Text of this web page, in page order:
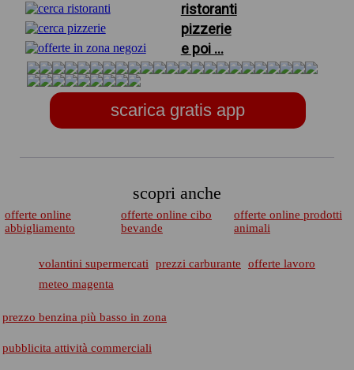
ristoranti
pizzerie
e poi ...
scarica gratis app
scopri anche
offerte online
abbigliamento
offerte online cibo
bevande
offerte online prodotti
animali
volantini supermercati prezzi carburante
offerte lavoro
meteo magenta
prezzo benzina più basso in zona
pubblicita attività commerciali